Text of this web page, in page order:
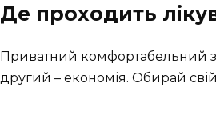
Де проходить
Приватний комфортабельний
другий – економія. Обирай